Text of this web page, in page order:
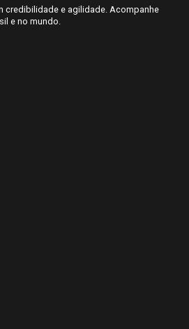
credibilidade e agilidade. Acompanhe
e no mundo.